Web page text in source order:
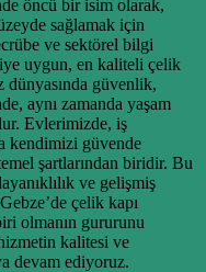
öncü bir isim olarak,
sağlamak için
ve sektörel bilgi
uygun, en kaliteli çelik
dünyasında güvenlik,
aynı zamanda yaşam
Evlerimizde, iş
kendimizi güvende
şartlarından biridir. Bu
ve gelişmiş
çelik kapı
olmanın gururunu
kalitesi ve
devam ediyoruz.